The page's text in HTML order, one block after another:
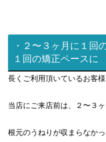
・２〜３ヶ月に１回
１回の矯正ペースに
長くご利用頂いているお客
当店にご来店前は、２〜３
根元のうねりが収まらなかっ